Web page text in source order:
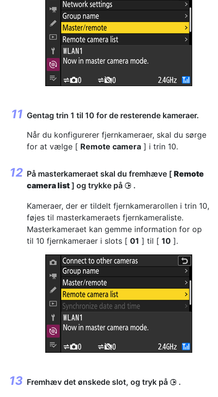
Gentag trin 1 til 10 for de resterende kameraer.
Når du konfigurerer fjernkameraer, skal du sørge
for at vælge [ Remote camera ] i trin 10.
På masterkameraet skal du fremhæve [ Remote
camera list ] og trykke på 2 .
Kameraer, der er tildelt fjernkamerarollen i trin 10,
føjes til masterkameraets fjernkameraliste.
Masterkameraet kan gemme information for op
til 10 fjernkameraer i slots [ 01 ] til [ 10 ].
Fremhæv det ønskede slot, og tryk på 2 .